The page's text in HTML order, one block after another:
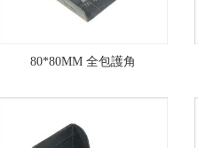
80*80MM 全包護角